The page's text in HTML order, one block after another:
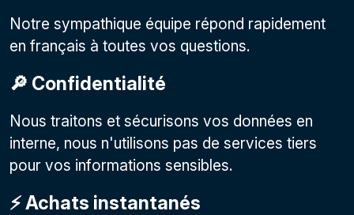
Notre sympathique équipe répond rapidement
en français à toutes vos questions.
🔎 Confidentialité
Nous traitons et sécurisons vos données en
interne, nous n'utilisons pas de services tiers
pour vos informations sensibles.
⚡️ Achats instantanés